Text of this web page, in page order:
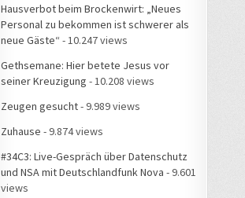
Hausverbot beim Brockenwirt: „Neues
Personal zu bekommen ist schwerer als
neue Gäste“ - 10.247 views
Gethsemane: Hier betete Jesus vor
seiner Kreuzigung - 10.208 views
Zeugen gesucht- 9.989 views
Zuhause - 9.874 views
#34C3: Live-Gespräch über Datenschutz
und NSA mit Deutschlandfunk Nova - 9.601
views